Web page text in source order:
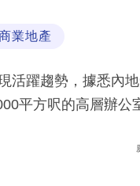
業地產
活躍趨勢，據悉內
平方呎的高層辦公